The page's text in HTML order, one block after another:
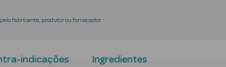
fabricante, produtor ou fornecedor.
indicações Ingredientes